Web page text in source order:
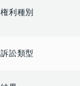
権利種別
訴訟類型